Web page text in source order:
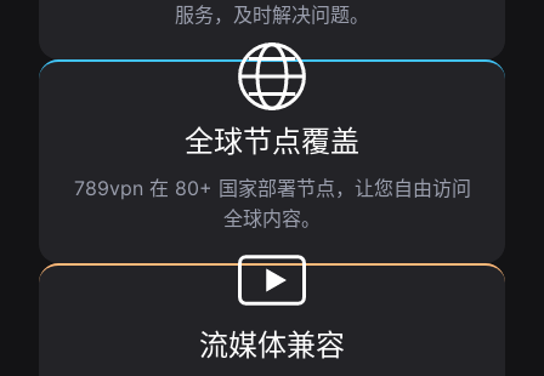
服务，及时解决问题。
全球节点覆盖
789vpn 在 80+ 国家部署节点，让您自由访问
全球内容。
流媒体兼容